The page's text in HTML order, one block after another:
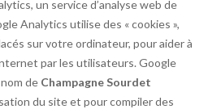
un service d’analyse web de
Analytics utilise des « cookies »,
sur votre ordinateur, pour aider à
par les utilisateurs. Google
de Champagne Sourdet
du site et pour compiler des